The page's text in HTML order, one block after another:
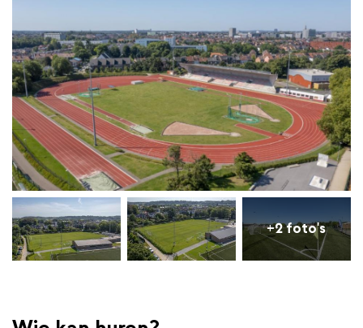
+2 foto's